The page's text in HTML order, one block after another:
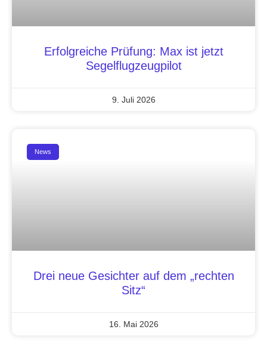
Erfolgreiche Prüfung: Max ist jetzt
Segelflugzeugpilot
9. Juli 2026
News
Drei neue Gesichter auf dem „rechten
Sitz“
16. Mai 2026